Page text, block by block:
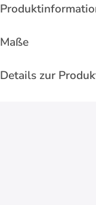
Maße
Details zur